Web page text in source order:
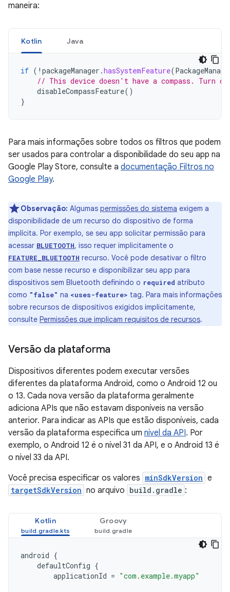
maneira:
Kotlin Java
if ( ! packageManager .hasSystemFeature(
// This device doesn't have a compass. Turn
disableCompassFeature()
}
Para mais informações sobre todos os filtros que podem
ser usados para controlar a disponibilidade do seu app na
Google Play Store, consulte a documentação Filtros no
Google Play.
Observação: Algumas permissões do sistema exigem a
disponibilidade de um recurso do dispositivo de forma
implícita. Por exemplo, se seu app solicitar permissão para
acessar BLUETOOTH, isso requer implicitamente o
FEATURE_BLUETOOTH recurso. Você pode desativar o filtro
com base nesse recurso e disponibilizar seu app para
dispositivos sem Bluetooth definindo o required atributo
como "false" na <uses-feature> tag. Para mais informações
sobre recursos de dispositivos exigidos implicitamente,
consulte Permissões que implicam requisitos de recursos.
Versão da plataforma
Dispositivos diferentes podem executar versões
diferentes da plataforma Android, como o Android 12 ou
o 13. Cada nova versão da plataforma geralmente
adiciona APIs que não estavam disponíveis na versão
anterior. Para indicar as APIs que estão disponíveis, cada
versão da plataforma especifica um nível da API. Por
exemplo, o Android 12 é o nível 31 da API, e o Android 13 é
o nível 33 da API.
Você precisa especificar os valores minSdkVersion e
targetSdkVersion no arquivo build.gradle :
Kotlin Groovy
android {
defaultConfig {
applicationId = "com.example.myapp"